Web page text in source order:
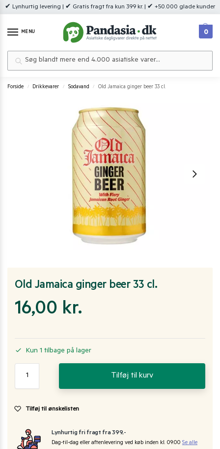
✔ Lynhurtig levering | ✔ Gratis fragt fra kun 399 kr. | ✔ +50.000 glade kunder
MENU 0
Forside / Drikkevarer / Sodavand / Old Jamaica ginger beer 33 cl.
Old Jamaica ginger beer 33 cl.
16,00 kr.
Kun 1 tilbage på lager
Tilføj til kurv
Tilføj til ønskelisten
Lynhurtig fri fragt fra 399,-
Dag-til-dag eller aftenlevering ved køb inden kl. 09:00 Se alle